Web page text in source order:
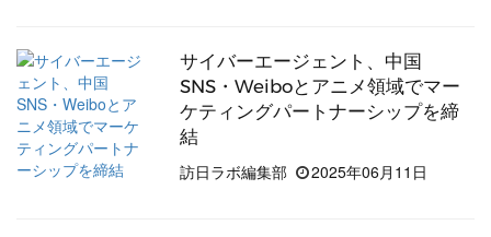
サイバーエージェント、中国
SNS・Weiboとアニメ領域でマー
ケティングパートナーシップを締
結
訪日ラボ編集部
2025年06月11日